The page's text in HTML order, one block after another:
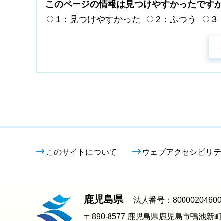
このページの情報は見つけやすかったです
1：見つけやすかった
2：ふつう 3
このサイトについて ウェブアクセシビリ
鹿児島県
法人番号：
〒890-8577 鹿児島県鹿児島市鴨池新